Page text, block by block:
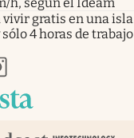
h, según el Ideam
gratis en una isla
4 horas de trabajo
pestaña
nueva pestaña
en nueva pestaña
abre en nueva pestaña